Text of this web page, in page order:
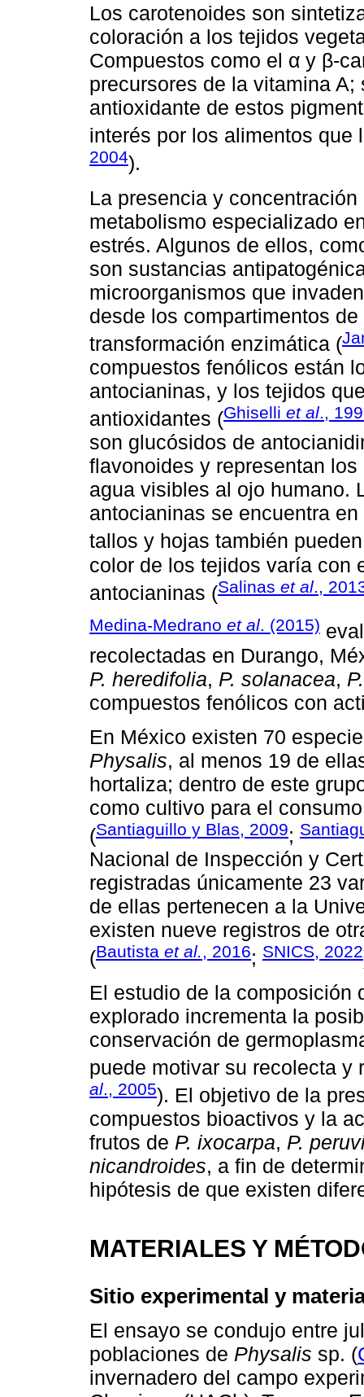
Los carotenoides son
coloración a los tejidos
Compuestos como el α y β-
precursores de la vitamina
antioxidante de estos
interés por los alimentos que
2004).
La presencia y
metabolismo especializado
estrés. Algunos de ellos,
son sustancias
microorganismos que
desde los compartimentos
transformación enzimática (
compuestos fenólicos están
antocianinas, y los tejidos
antioxidantes (Ghiselli et al.,
son glucósidos de
flavonoides y representan
agua visibles al ojo humano.
antocianinas se encuentra
tallos y hojas también
color de los tejidos varía con
antocianinas (Salinas et al.,
Medina-Medrano et al. (2015)
recolectadas en Durango,
P. heredifolia, P. solanacea,
compuestos fenólicos con
En México existen 70
Physalis, al menos 19 de
hortaliza; dentro de este
como cultivo para el
(Santiaguillo y Blas, 2009;
Nacional de Inspección y
registradas únicamente 23
de ellas pertenecen a la
existen nueve registros de
(Bautista et al., 2016; SNICS, 2022
El estudio de la composición
explorado incrementa la
conservación de
puede motivar su recolecta y
al., 2005). El objetivo de la
compuestos bioactivos y la
frutos de P. ixocarpa, P.
nicandroides, a fin de
hipótesis de que existen
MATERIALES Y
Sitio experimental y
El ensayo se condujo entre
poblaciones de Physalis sp. (
invernadero del campo